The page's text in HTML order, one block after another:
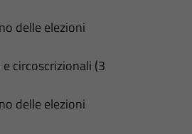
delle elezioni
circoscrizionali (3
delle elezioni